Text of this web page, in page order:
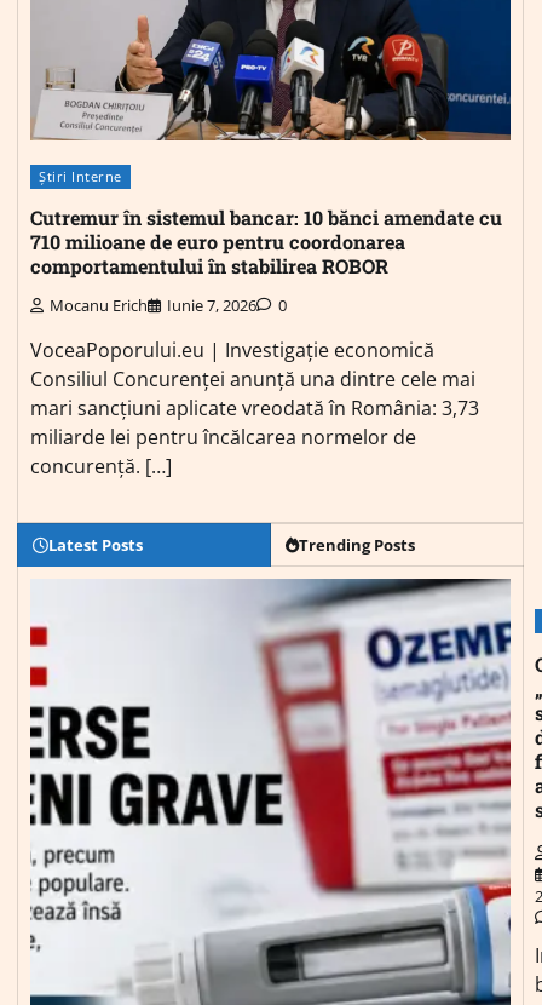
Știri Interne
Cutremur în sistemul bancar: 10 bănci amendate cu
710 milioane de euro pentru coordonarea
comportamentului în stabilirea ROBOR
Mocanu Erich Iunie 7, 2026 0
VoceaPoporului.eu | Investigație economică
Consiliul Concurenței anunță una dintre cele mai
mari sancțiuni aplicate vreodată în România: 3,73
miliarde lei pentru încălcarea normelor de
concurență. […]
Latest Posts Trending Posts